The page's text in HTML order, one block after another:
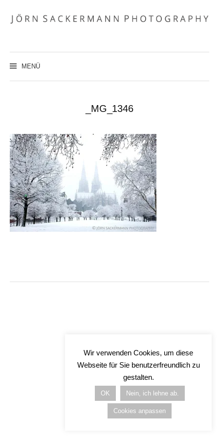
Inhalt
überspringen
MENÜ
_MG_1346
Wir verwenden Cookies, um diese
Webseite für Sie benutzerfreundlich zu
gestalten.
OK Nein, ich lehne ab.
Cookies anpassen